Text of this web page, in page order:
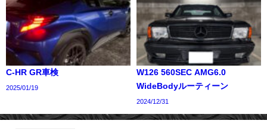
C-HR GR車検
2025/01/19
W126 560SEC AMG6.0
WideBodyルーティーン
2024/12/31